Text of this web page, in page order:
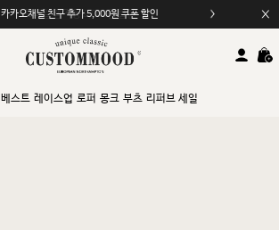
모바일 앱 자동 2,000원 할인
베스트 레이스업 로퍼 몽크 부츠 리퍼브 세일